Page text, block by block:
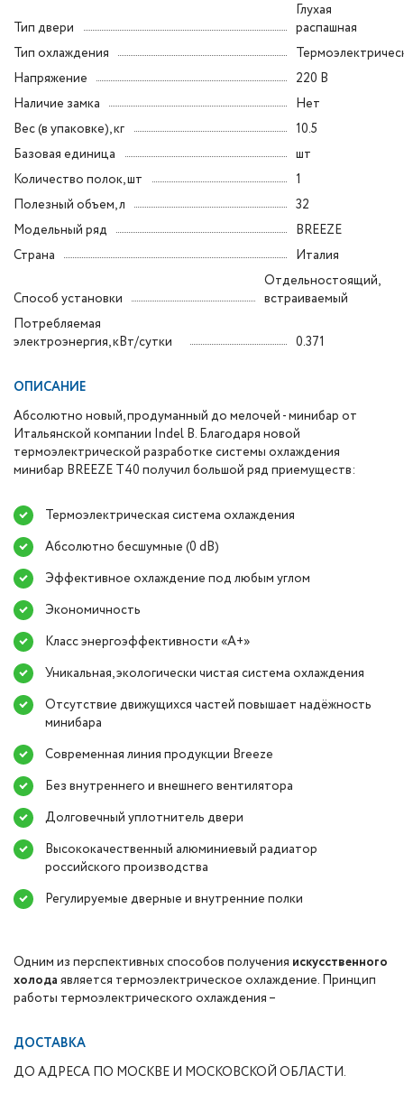
Тип двери
Глухая
распашная
Тип охлаждения
Напряжение
220 В
Наличие замка
Нет
Вес (в упаковке), кг
10.5
Базовая единица
шт
Количество полок, шт
1
Полезный объем, л
32
Модельный ряд
BREEZE
Страна
Италия
Способ установки
Отдельностоящий,
встраиваемый
Потребляемая
электроэнергия, кВт/сутки
0.371
ОПИСАНИЕ
Абсолютно новый, продуманный до мелочей - минибар от
Итальянской компании Indel B. Благодаря новой
термоэлектрической разработке системы охлаждения
минибар BREEZE T40 получил большой ряд приемуществ:
Термоэлектрическая система охлаждения
Абсолютно бесшумные (0 dB)
Эффективное охлаждение под любым углом
Экономичность
Класс энергоэффективности «А+»
Уникальная, экологически чистая система охлаждения
Отсутствие движущихся частей повышает надёжность
минибара
Современная линия продукции Breeze
Без внутреннего и внешнего вентилятора
Долговечный уплотнитель двери
Высококачественный алюминиевый радиатор
российского производства
Регулируемые дверные и внутренние полки
Одним из перспективных способов получения искусственного
холода является термоэлектрическое охлаждение. Принцип
работы термоэлектрического охлаждения –
ДОСТАВКА
ДО АДРЕСА ПО МОСКВЕ И МОСКОВСКОЙ ОБЛАСТИ.